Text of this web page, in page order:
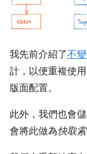
我先前介紹了不
計，以便重複使
版面配置。
此外，我們也會
會將此做為快取